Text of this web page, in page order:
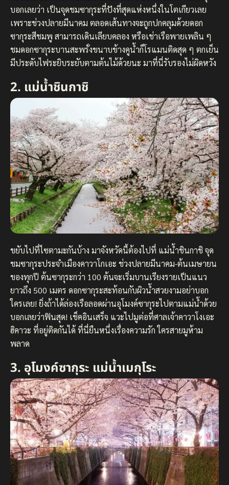
บอกเลยว่า เป็นจุดชมซากุระที่ปังที่สุดแห่งหนึ่งในโตเกียวเลย
เพราะช่วงปลายมีนาคม ตลอดเส้นทางจะถูกปกคลุมด้วยดอก
ซากุระสีชมพู สามารถเดินเลียบคลอง หรือเช่าเรือพายเพลิน ๆ
ชมดอกซากุระบานสะพรั่งขนาบข้างคูน้ำก็โรแมนติดสุด ๆ ตกเย็น
มีประดับไฟระยิบระยับตามต้นไม้ด้วยนะ มาที่นี่รับรองไม่ผิดหวัง
2. แม่น้ำชินกาชิ
ขยับไปที่ไซตามะกันบ้าง มาจังหวัดนี้ต้องไปที่ แม่น้ำชินกาชิ จุด
ชมซากุระประจำเมืองคาวาโกเอะ ช่วงปลายมีนาคม-ต้นเมษายน
ของทุกปี ต้นซากุระกว่า 100 ต้นจะเริ่มบานเรียงรายเป็นแนว
ยาวถึง 500 เมตร ดอกซากุระสะท้อนกับผิวน้ำสวยงามอย่าบอก
ใครเลย! ยิ่งถ้าได้ล่องเรือลอดผ่านอุโมงค์ซากุระไปตามแม่น้ำด้วย
บอกเลยว่าฟินสุด! เช็คอินเสร็จ แวะไปมูต่อที่ศาลเจ้าคาวาโงเอะ
ฮิคาวะ ที่อยู่ติดกันได้ ที่นี่ยืนหนึ่งเรื่องความรัก ใครสายมูห้าม
พลาด
3. อุโมงค์ซากุระ แม่น้ำเมกุโระ